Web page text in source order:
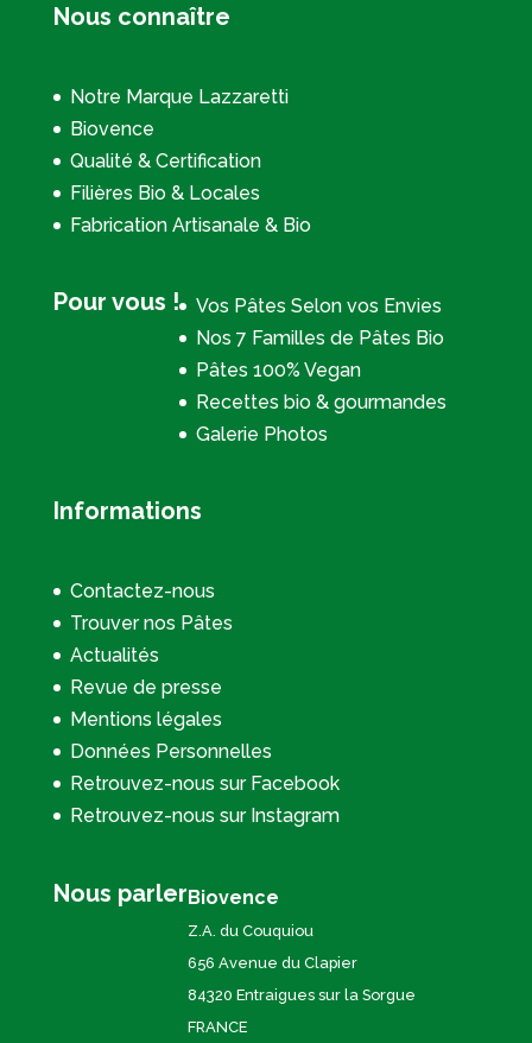
Nous connaître
Notre Marque Lazzaretti
Biovence
Qualité & Certification
Filières Bio & Locales
Fabrication Artisanale & Bio
Pour vous !
Vos Pâtes Selon vos Envies
Nos 7 Familles de Pâtes Bio
Pâtes 100% Vegan
Recettes bio & gourmandes
Galerie Photos
Informations
Contactez-nous
Trouver nos Pâtes
Actualités
Revue de presse
Mentions légales
Données Personnelles
Retrouvez-nous sur Facebook
Retrouvez-nous sur Instagram
Nous parlerBiovence
Z.A. du Couquiou
656 Avenue du Clapier
84320 Entraigues sur la Sorgue
FRANCE